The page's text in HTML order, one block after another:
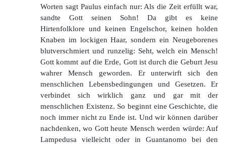
Worten sagt Paulus einfach nur: Als die Zeit erfüllt war,
sandte Gott seinen Sohn! Da gibt es keine
Hirtenfolklore und keinen Engelschor, keinen holden
Knaben im lockigen Haar, sondern ein Neugeborenes
blutverschmiert und runzelig: Seht, welch ein Mensch!
Gott kommt auf die Erde, Gott ist durch die Geburt Jesu
wahrer Mensch geworden. Er unterwirft sich den
menschlichen Lebensbedingungen und Gesetzen. Er
verbindet sich wirklich ganz und gar mit der
menschlichen Existenz. So beginnt eine Geschichte, die
noch immer nicht zu Ende ist. Und wir können darüber
nachdenken, wo Gott heute Mensch werden würde: Auf
Lampedusa vielleicht oder in Guantanomo bei den